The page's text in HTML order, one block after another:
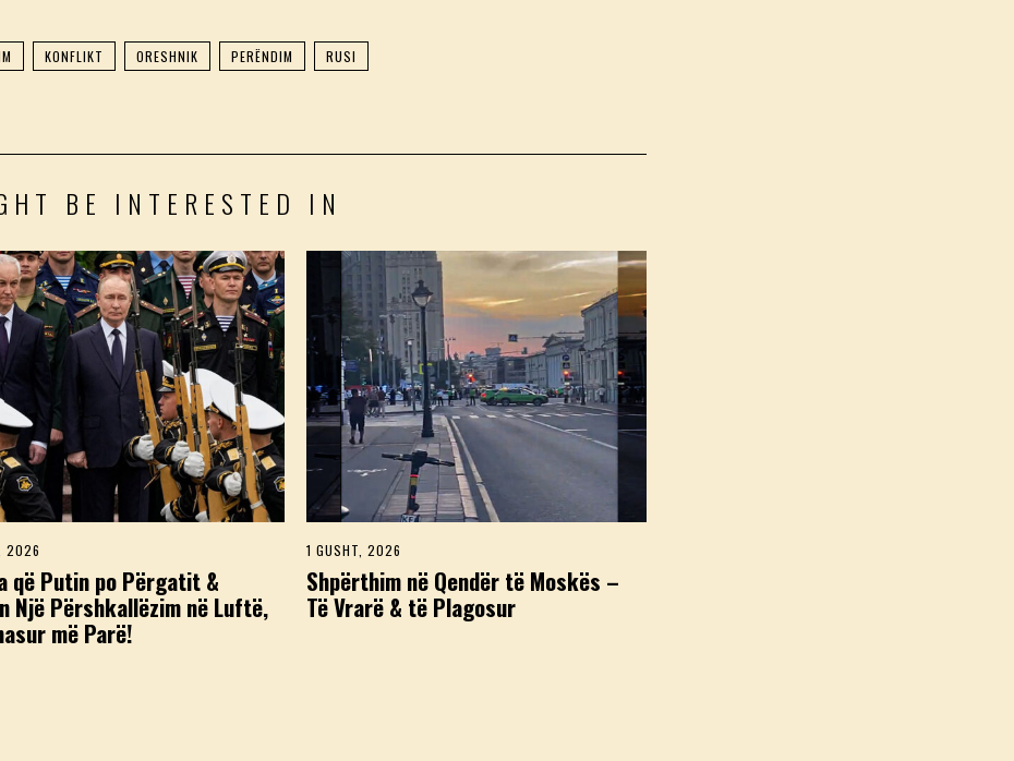
KONFLIKT ORESHNIK PERËNDIM RUSI
BE INTERESTED IN
2026
U
S
H
T
që Putin po Përgatit &
Një Përshkallëzim në Luftë,
më Parë!
1 GUSHT, 2026
S
H
Shpërthim në Qendër të Moskës –
Të Vrarë & të Plagosur